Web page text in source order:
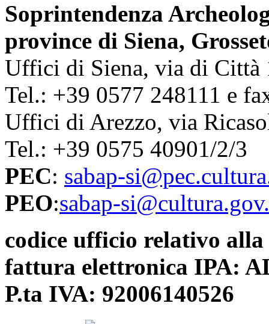
Soprintendenza
province di Siena,
Uffici di Siena, via di Città
Tel.: +39 0577 248111 e
Uffici di Arezzo, via
Tel.: +39 0575 40901/2/3
PEC: sabap-
PEO:sabap-
codice ufficio relativo alla
fattura elettronica IPA:
P.ta IVA: 92006140526